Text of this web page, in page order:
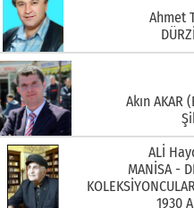
Akın
1930
ALİ
Derneği